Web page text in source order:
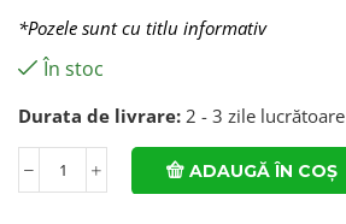
*Pozele sunt cu titlu informativ
În stoc
Durata de livrare: 2 - 3 zile lucrătoare
ADAUGĂ ÎN COȘ